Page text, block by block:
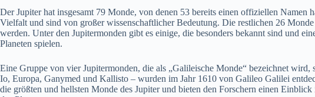
Der Jupiter hat insgesamt 79 Monde, von denen 53 bereits einen offiziellen Namen
Vielfalt und sind von großer wissenschaftlicher Bedeutung. Die restlichen 26
werden. Unter den Jupitermonden gibt es einige, die besonders bekannt sind und
Planeten spielen.
Eine Gruppe von vier Jupitermonden, die als „Galileische Monde“ bezeichnet wird,
Io, Europa, Ganymed und Kallisto – wurden im Jahr 1610 von Galileo Galilei
die größten und hellsten Monde des Jupiter und bieten den Forschern einen